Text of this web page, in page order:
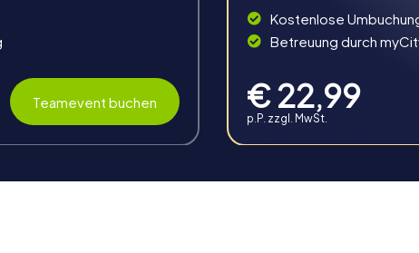
Teamevent buchen
Kostenlose
Betreuung durch
€ 22,99
p.P. zzgl. MwSt.